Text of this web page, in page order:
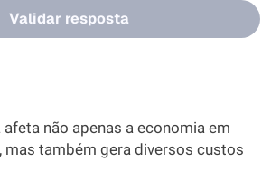
Validar resposta
não apenas a economia em
mas também gera diversos custos